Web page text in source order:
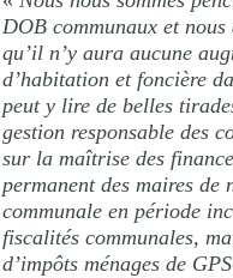
DOB communaux et
qu’il n’y aura aucune
d’habitation et foncière
peut y lire de belles
gestion responsable des
sur la maîtrise des
permanent des maires
communale en période
fiscalités communales,
d’impôts ménages de